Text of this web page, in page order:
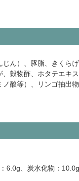
ん）、豚脂、きくら
穀物酢、ホタテエキ
酸等）、リンゴ抽出
6.0g、炭水化物：